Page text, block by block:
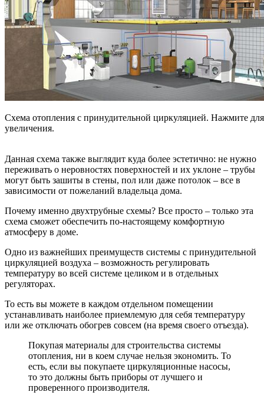
Схема отопления с принудительной циркуляцией. Нажмите для
увеличения.
Данная схема также выглядит куда более эстетично: не нужно
переживать о неровностях поверхностей и их уклоне – трубы
могут быть зашиты в стены, пол или даже потолок – все в
зависимости от пожеланий владельца дома.
Почему именно двухтрубные схемы? Все просто – только эта
схема сможет обеспечить по-настоящему комфортную
атмосферу в доме.
Одно из важнейших преимуществ системы с принудительной
циркуляцией воздуха – возможность регулировать
температуру во всей системе целиком и в отдельных
регуляторах.
То есть вы можете в каждом отдельном помещении
устанавливать наиболее приемлемую для себя температуру
или же отключать обогрев совсем (на время своего отъезда).
Покупая материалы для строительства системы
отопления, ни в коем случае нельзя экономить. То
есть, если вы покупаете циркуляционные насосы,
то это должны быть приборы от лучшего и
проверенного производителя.